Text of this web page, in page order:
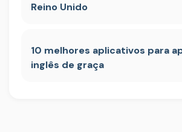
Reino Unido
10 melhores aplicativos para
inglês de graça